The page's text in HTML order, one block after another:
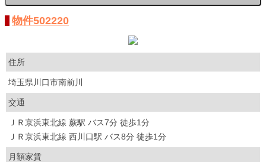
物件502220
住所
埼玉県川口市南前川
交通
ＪＲ京浜東北線 蕨駅 バス7分 徒歩1分
ＪＲ京浜東北線 西川口駅 バス8分 徒歩1分
月額家賃